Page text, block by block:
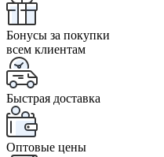
Бонусы за покупки
всем клиентам
Быстрая доставка
Оптовые цены